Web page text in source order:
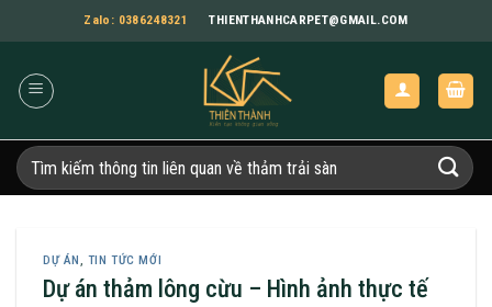
qua
dung
Zalo: 0386248321 THIENTHANHCARPET@GMAIL.COM
Tìm
kiếm:
DỰ ÁN , TIN TỨC MỚI
Dự án thảm lông cừu – Hình ảnh thực tế